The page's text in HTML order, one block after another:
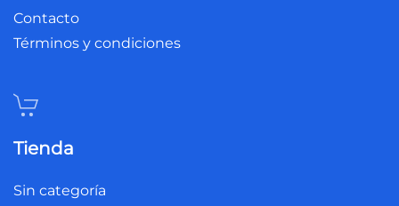
Contacto
Términos y condiciones
Tienda
Sin categoría